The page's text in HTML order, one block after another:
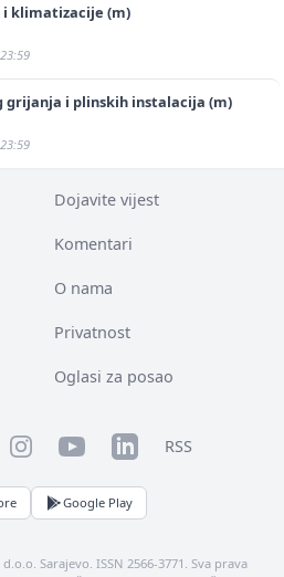
klimatizacije (m)
i plinskih instalacija (m)
Dojavite vijest
Komentari
O nama
Privatnost
Oglasi za posao
InstagramYouTubeLinkedInRSS
Google Play
Sarajevo. ISSN 2566-3771. Sva prava